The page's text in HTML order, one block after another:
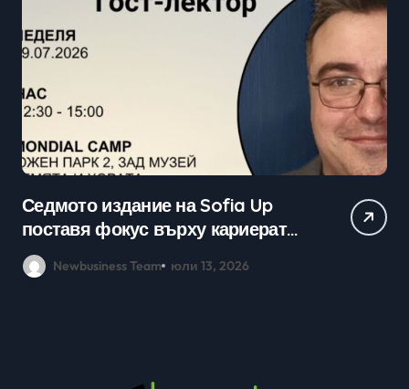
Седмото издание на Sofia Up
поставя фокус върху кариерата
в технологичния сектор и
възможностите в ерата на AI
Newbusiness Team юли 13, 2026